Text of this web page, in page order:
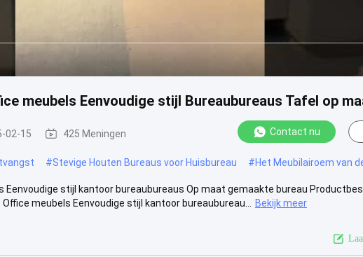
meubels Eenvoudige stijl Bureaubureaus Tafel op
02-15 425 Meningen Contact nu
#Stevige Houten Bureaus voor Huisbureau #Het Meubilairoem van
Eenvoudige stijl kantoor bureaubureaus Op maat gemaakte bureau
meubels Eenvoudige stijl kantoor bureaubureau...
Bekijk meer